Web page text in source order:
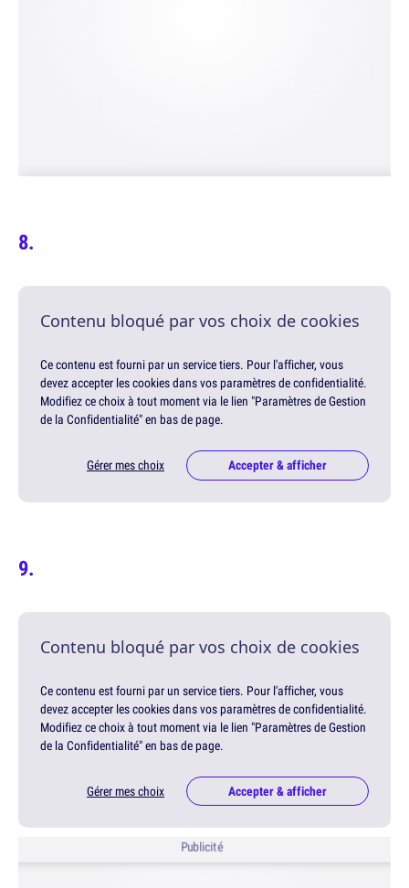
Contenu bloqué par vos choix de cookies
Ce contenu est fourni par un service tiers. Pour l'afficher, vous
devez accepter les cookies dans vos paramètres de confidentialité.
Modifiez ce choix à tout moment via le lien "Paramètres de Gestion
de la Confidentialité" en bas de page.
Gérer mes choix Accepter & afficher
Contenu bloqué par vos choix de cookies
Ce contenu est fourni par un service tiers. Pour l'afficher, vous
devez accepter les cookies dans vos paramètres de confidentialité.
Modifiez ce choix à tout moment via le lien "Paramètres de Gestion
de la Confidentialité" en bas de page.
Gérer mes choix Accepter & afficher
Publicité